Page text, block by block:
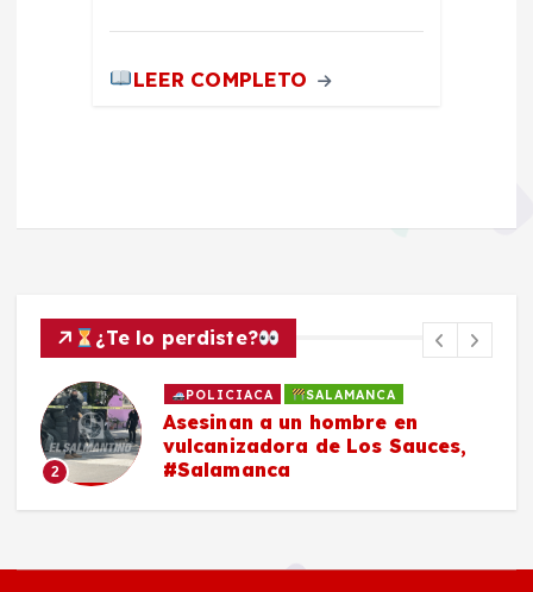
LEER COMPLETO
¿Te lo perdiste?
2
POLICIACA SALAMANCA
Asesinan a un hombre en
vulcanizadora de Los Sauces,
#Salamanca